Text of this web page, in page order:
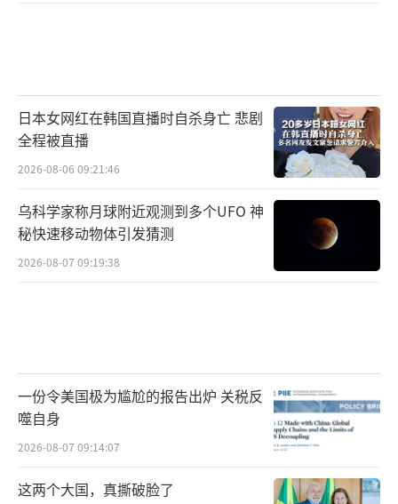
日本女网红在韩国直播时自杀身亡 悲剧
全程被直播
2026-08-06 09:21:46
乌科学家称月球附近观测到多个UFO 神
秘快速移动物体引发猜测
2026-08-07 09:19:38
一份令美国极为尴尬的报告出炉 关税反
噬自身
2026-08-07 09:14:07
这两个大国，真撕破脸了